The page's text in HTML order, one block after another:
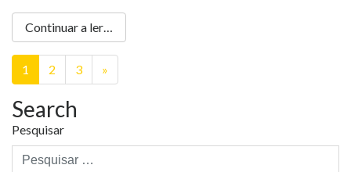
Continuar a ler…
1 2 3 »
page
Search
Pesquisar